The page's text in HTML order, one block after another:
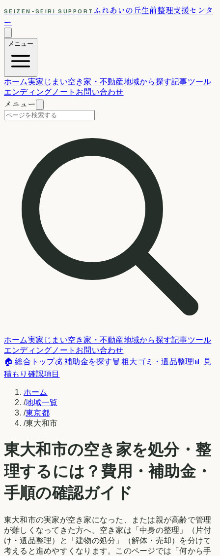
SEIZEN-SEIRI SUPPORT ふれあいの丘生前整理支援センタ
ー
メニュー
ホーム実家じまい空き家・不動産地域から探す記事ツール
エンディングノート お問い合わせ
メニュー
ホーム実家じまい空き家・不動産地域から探す記事ツール
エンディングノート お問い合わせ
🏠 総合トップ💰 補助金を探す🗑️ 粗大ゴミ・遺品整理📊 見
積もり確認項目
ホーム
/地域一覧
/東京都
/東大和市
東大和市の空き家を処分・整
理するには？費用・補助金・
手順の確認ガイド
東大和市の実家が空き家になった、または親が高齢で管理
が難しくなってきた方へ。空き家は「中身の整理」（片付
け・遺品整理）と「建物の処分」（解体・売却）を分けて
考えると進めやすくなります。このページでは「何から手